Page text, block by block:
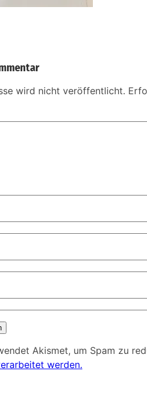
wird nicht veröffentlicht.
Akismet, um Spam zu
werden.